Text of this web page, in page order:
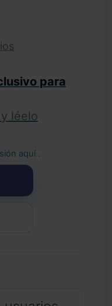
para
y léelo
aquí .